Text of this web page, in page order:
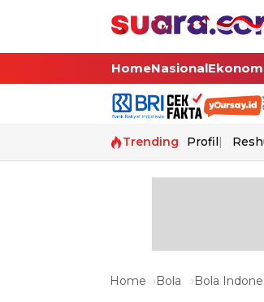
HomeNasional
Trending Profil
Home Bola Bola